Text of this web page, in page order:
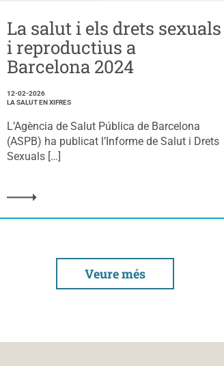
La salut i els drets sexuals
i reproductius a
Barcelona 2024
12-02-2026
LA SALUT EN XIFRES
L’Agència de Salut Pública de Barcelona
(ASPB) ha publicat l’Informe de Salut i Drets
Sexuals […]
Veure més